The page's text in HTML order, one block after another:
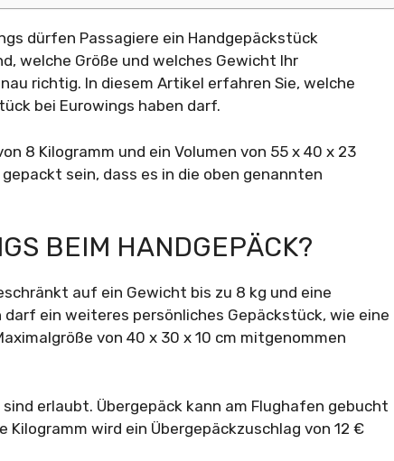
dürfen Passagiere ein Handgepäckstück
welche Größe und welches Gewicht Ihr
richtig. In diesem Artikel erfahren Sie, welche
bei Eurowings haben darf.
8 Kilogramm und ein Volumen von 55 x 40 x 23
sein, dass es in die oben genannten
BEIM HANDGEPÄCK?
auf ein Gewicht bis zu 8 kg und eine
ein weiteres persönliches Gepäckstück, wie eine
von 40 x 30 x 10 cm mitgenommen
erlaubt. Übergepäck kann am Flughafen gebucht
wird ein Übergepäckzuschlag von 12 €